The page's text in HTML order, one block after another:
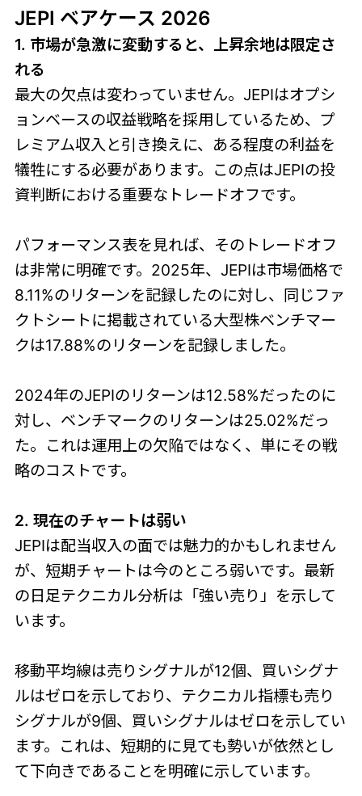
JEPI ベアケース 2026
1. 市場が急激に変動すると、上昇余地は限定さ
れる
最大の欠点は変わっていません。JEPIはオプシ
ョンベースの収益戦略を採用しているため、プ
レミアム収入と引き換えに、ある程度の利益を
犠牲にする必要があります。この点はJEPIの投
資判断における重要なトレードオフです。
パフォーマンス表を見れば、そのトレードオフ
は非常に明確です。2025年、JEPIは市場価格で
8.11%のリターンを記録したのに対し、同じファ
クトシートに掲載されている大型株ベンチマー
クは17.88%のリターンを記録しました。
2024年のJEPIのリターンは12.58%だったのに
対し、ベンチマークのリターンは25.02%だっ
た。これは運用上の欠陥ではなく、単にその戦
略のコストです。
2. 現在のチャートは弱い
JEPIは配当収入の面では魅力的かもしれません
が、短期チャートは今のところ弱いです。最新
の日足テクニカル分析は「強い売り」を示して
います。
移動平均線は売りシグナルが12個、買いシグナ
ルはゼロを示しており、テクニカル指標も売り
シグナルが9個、買いシグナルはゼロを示してい
ます。これは、短期的に見ても勢いが依然とし
て下向きであることを明確に示しています。